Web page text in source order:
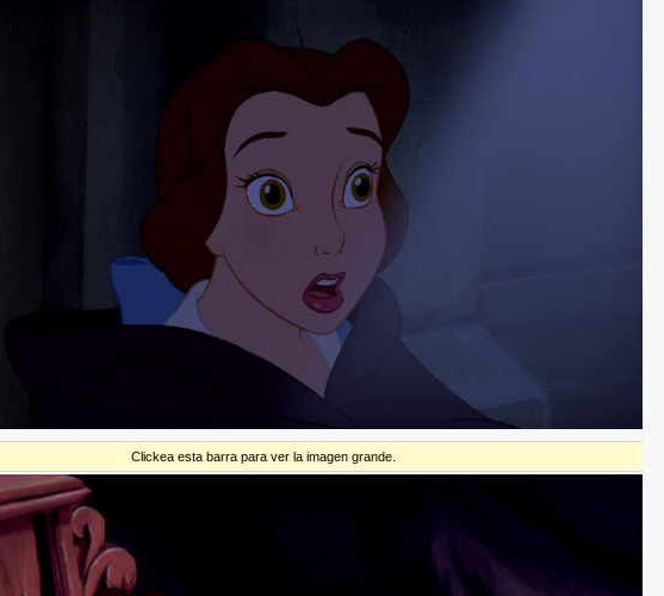
Clickea esta barra para ver la imagen grande.